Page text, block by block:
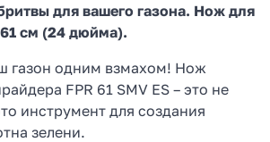
для вашего газона. Нож для
см (24 дюйма).
газон одним взмахом! Нож
FPR 61 SMV ES – это не
инструмент для создания
зелени.